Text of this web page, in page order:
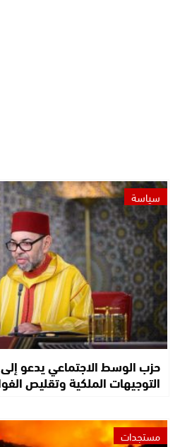
سياسة
حزب الوسط الاجتماعي يدعو إلى
التوجيهات الملكية وتقليص
مستجدات